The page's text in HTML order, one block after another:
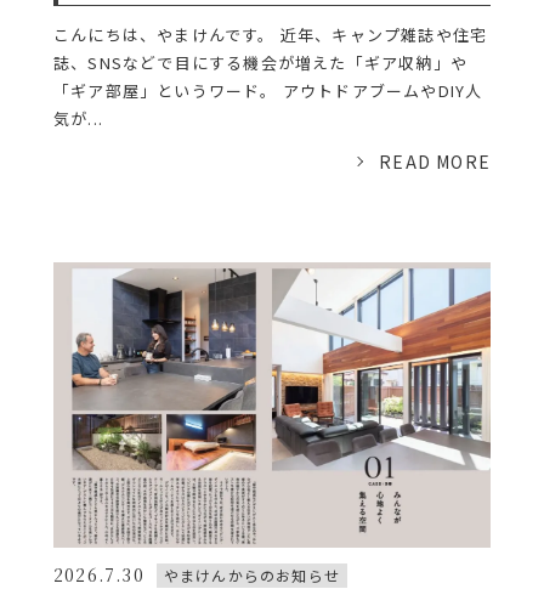
こんにちは、やまけんです。 近年、キャンプ雑誌や住宅
誌、SNSなどで目にする機会が増えた「ギア収納」や
「ギア部屋」というワード。 アウトドアブームやDIY人
気が...
READ MORE
2026.7.30 やまけんからのお知らせ